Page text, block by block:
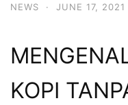
NEWS · JUNE 17, 2021
KOPI